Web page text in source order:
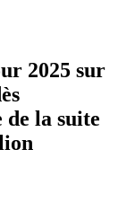
2025 sur
la suite